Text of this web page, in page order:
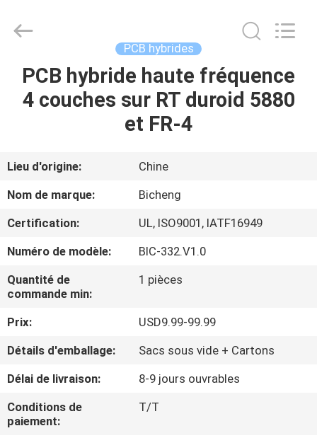
LA
PRODUITS
VIDÉOS
À
PROPOS
NOUS
VISITE
DE
L'USINE
Electronics
Technology
Reserved.
PCB hybrides
PCB hybride haute fréquence
4 couches sur RT duroid 5880
et FR-4
Lieu d'origine:
Chine
Nom de marque:
Bicheng
Certification:
UL, ISO9001, IATF16949
Numéro de modèle:
BIC-332.V1.0
Quantité de
commande min:
1 pièces
Prix:
USD9.99-99.99
Détails d'emballage:
Sacs sous vide + Cartons
Délai de livraison:
8-9 jours ouvrables
Conditions de
paiement:
T/T